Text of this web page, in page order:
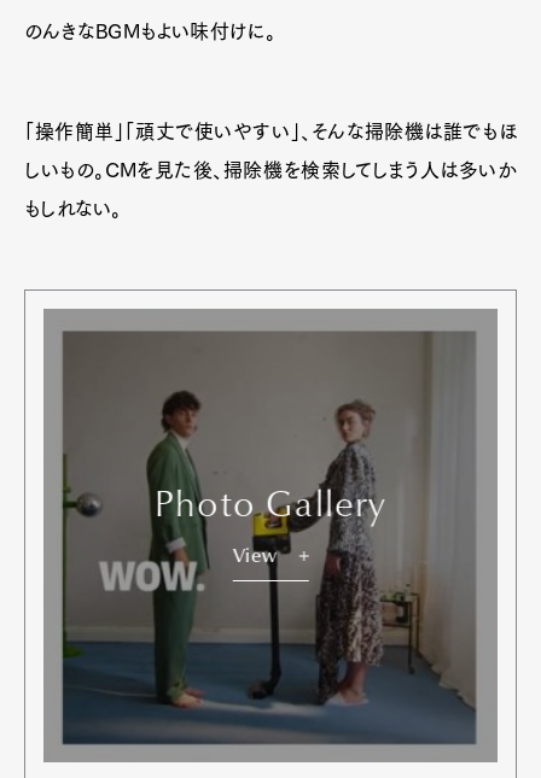
Art&DesignWatchFashion
GourmetCars
Culture Lifestyle
のんきなBGMもよい味付けに。
「操作簡単」「頑丈で使いやすい」、そんな掃除機は誰でもほ
しいもの。CMを見た後、掃除機を検索してしまう人は多いか
もしれない。
Photo Gallery
View